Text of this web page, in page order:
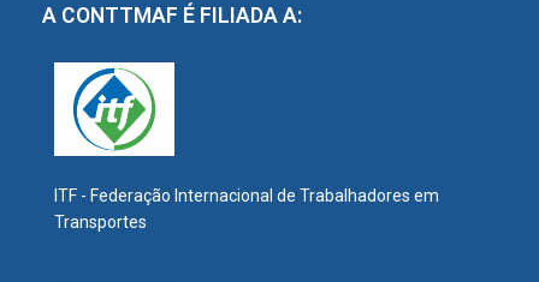
A CONTTMAF É FILIADA A:
ITF - Federação Internacional de Trabalhadores em
Transportes